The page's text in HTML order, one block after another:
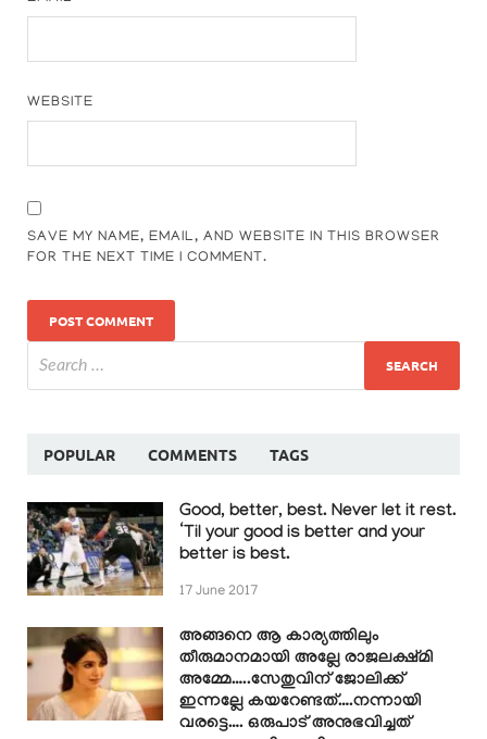
WEBSITE
SAVE MY NAME, EMAIL, AND WEBSITE IN THIS BROWSER
FOR THE NEXT TIME I COMMENT.
POPULAR COMMENTS TAGS
Good, better, best. Never let it rest.
‘Til your good is better and your
better is best.
17 June 2017
അങ്ങനെ ആ കാര്യത്തിലും
തീരുമാനമായി അല്ലേ രാജലക്ഷ്മി
അമ്മേ…..സേതുവിന് ജോലിക്ക്
ഇന്നല്ലേ കയറേണ്ടത്….നന്നായി
വരട്ടെ…. ഒരുപാട് അനുഭവിച്ചത്